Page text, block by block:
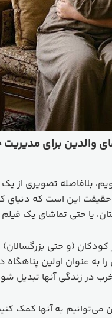
والدین برای
بلافاصله تصویری از
این است که دنیای
یا حتی تماشای یک
کودکان (و حتی
عنوان اولین پناهگاه
در زندگی آنها تبدیل
به آنها کمک